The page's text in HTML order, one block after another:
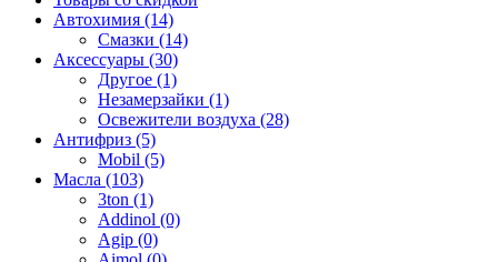
Автохимия (14)
Смазки (14)
Аксессуары (30)
Другое (1)
Незамерзайки (1)
Освежители воздуха (28)
Антифриз (5)
Mobil (5)
Масла (103)
3ton (1)
Addinol (0)
Agip (0)